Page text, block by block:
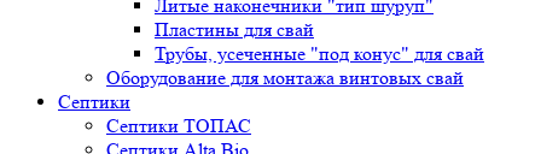
Литые наконечники "тип шуруп"
Пластины для свай
Трубы, усеченные "под конус" для свай
Оборудование для монтажа винтовых свай
Септики
Септики ТОПАС